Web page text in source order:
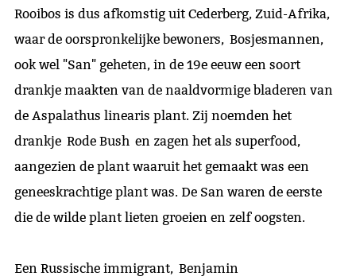
Rooibos is dus afkomstig uit Cederberg, Zuid-Afrika,
waar de oorspronkelijke bewoners, Bosjesmannen,
ook wel "San" geheten, in de 19e eeuw een soort
drankje maakten van de naaldvormige bladeren van
de Aspalathus linearis plant. Zij noemden het
drankje Rode Bush en zagen het als superfood,
aangezien de plant waaruit het gemaakt was een
geneeskrachtige plant was. De San waren de eerste
die de wilde plant lieten groeien en zelf oogsten.
Een Russische immigrant, Benjamin